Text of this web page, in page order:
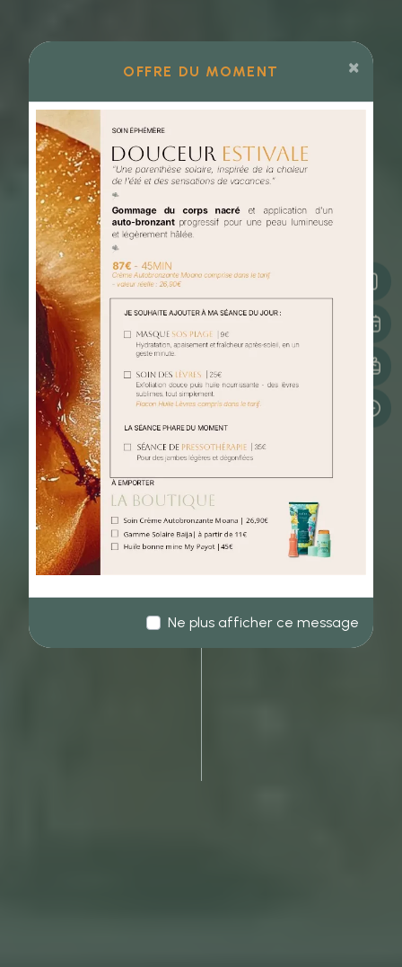
OFFRE DU MOMENT ×
Ne plus afficher ce message
SOIN DU
CORPS ET
MASSAGES
Bien-être & Spa à Bain-de-Bretagne